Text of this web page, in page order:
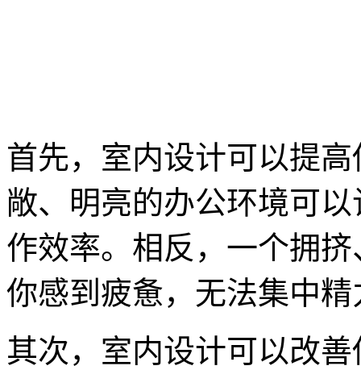
首先，室内设计可以提
敞、明亮的办公环境可
作效率。相反，一个拥
你感到疲惫，无法集中
其次，室内设计可以改